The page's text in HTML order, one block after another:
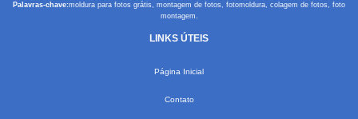
Palavras-chave:moldura para fotos grátis, montagem de fotos, fotomoldura, colagem de fotos, foto
montagem.
LINKS ÚTEIS
Página Inicial
Contato